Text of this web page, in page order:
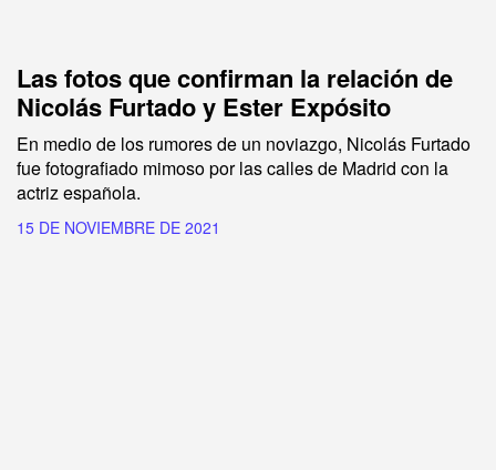
Las fotos que confirman la relación de
Nicolás Furtado y Ester Expósito
En medio de los rumores de un noviazgo, Nicolás Furtado
fue fotografiado mimoso por las calles de Madrid con la
actriz española.
15 DE NOVIEMBRE DE 2021